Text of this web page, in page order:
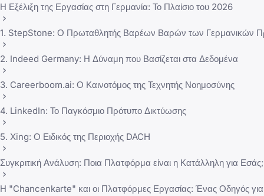
Η Εξέλιξη της Εργασίας στη Γερμανία: Το Πλαίσιο του 2026
1. StepStone: Ο Πρωταθλητής Βαρέων Βαρών των Γερμανικών
2. Indeed Germany: Η Δύναμη που Βασίζεται στα Δεδομένα
3. Careerboom.ai: Ο Καινοτόμος της Τεχνητής Νοημοσύνης
4. LinkedIn: Το Παγκόσμιο Πρότυπο Δικτύωσης
5. Xing: Ο Ειδικός της Περιοχής DACH
Συγκριτική Ανάλυση: Ποια Πλατφόρμα είναι η Κατάλληλη για Εσάς;
Η "Chancenkarte" και οι Πλατφόρμες Εργασίας: Ένας Οδηγός